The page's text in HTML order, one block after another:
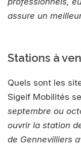
assure un
Stations à
Quels sont les
Sigeif Mobilités
septembre ou
ouvrir la station
de Gennevilliers